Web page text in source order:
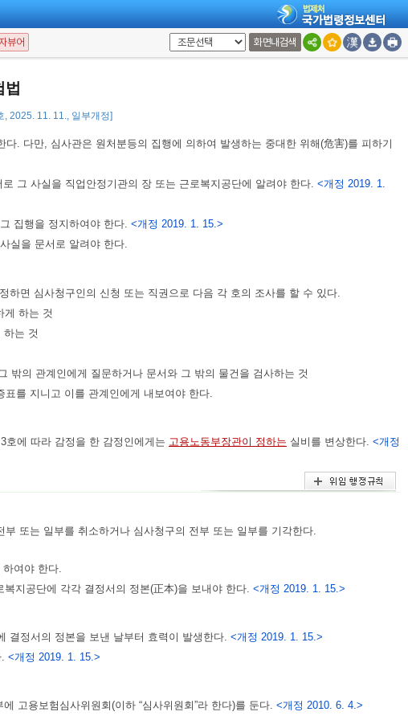
뷰어 화면내검색
법
, 2025. 11. 11., 일부개정]
정한 방식을 위반하여 보정(補正)하지 못할 것인 경우에 심사관은 그 심사의 청구를
관은 상당한 기간을 정하여 심사청구인에게 심사의 청구를 보정하도록 명할 수 있
사청구를 각하하여야 한다.
. 다만, 심사관은 원처분등의 집행에 의하여 발생하는 중대한 위해(危害)를 피하기
그 사실을 직업안정기관의 장 또는 근로복지공단에 알려야 한다. <개정 2019. 1.
집행을 정지하여야 한다. <개정 2019. 1. 15.>
실을 문서로 알려야 한다.
면 심사청구인의 신청 또는 직권으로 다음 각 호의 조사를 할 수 있다.
게 하는 것
하는 것
밖의 관계인에게 질문하거나 문서와 그 밖의 물건을 검사하는 것
를 지니고 이를 관계인에게 내보여야 한다.
호에 따라 감정을 한 감정인에게는 고용노동부장관이 정하는 실비를 변상한다. <개정
또는 일부를 취소하거나 심사청구의 전부 또는 일부를 기각한다.
여야 한다.
지공단에 각각 결정서의 정본(正本)을 보내야 한다. <개정 2019. 1. 15.>
결정서의 정본을 보낸 날부터 효력이 발생한다. <개정 2019. 1. 15.>
<개정 2019. 1. 15.>
고용보험심사위원회(이하 “심사위원회”라 한다)를 둔다. <개정 2010. 6. 4.>